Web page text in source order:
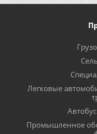
Легковые
Промышленное